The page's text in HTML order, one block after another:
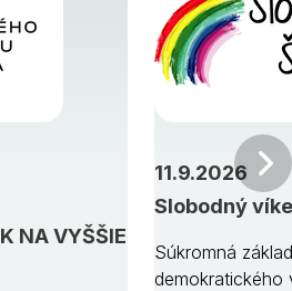
NA VYŠŠIE
Slobodný
11.9.2026
Súkromná
demokratického